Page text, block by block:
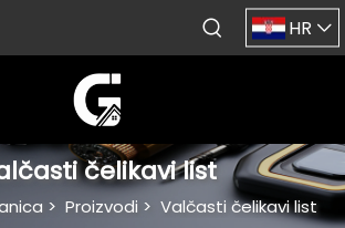
HR
čelikavi list
> Proizvodi > Valčasti čelikavi list